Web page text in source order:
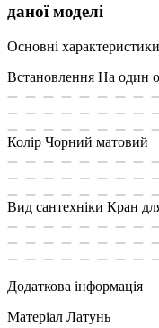
даної моделі
Основні характеристики
Встановлення На один
Колір Чорний матовий
Вид сантехніки Кран
Додаткова інформація
Матеріал Латунь